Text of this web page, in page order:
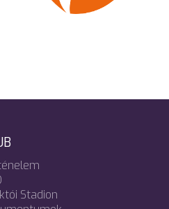
Stadion